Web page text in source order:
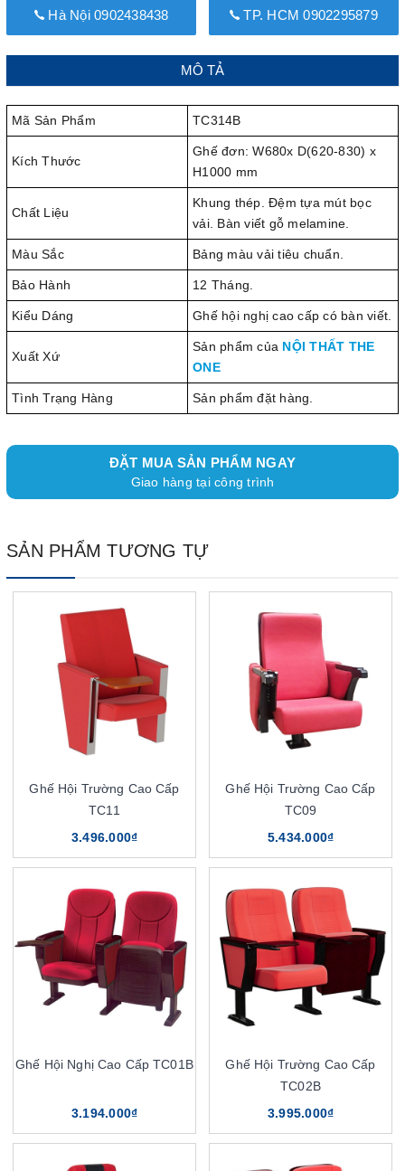
Hà Nội 0902438438 TP. HCM 0902295879
MÔ TẢ
Mã Sản Phẩm TC314B
Kích Thước
Ghế đơn: W680x D(620-830) x
H1000 mm
Chất Liệu
Khung thép. Đệm tựa mút bọc
vải. Bàn viết gỗ melamine.
Màu Sắc Bảng màu vải tiêu chuẩn.
Bảo Hành 12 Tháng.
Kiểu Dáng Ghế hội nghị cao cấp có bàn viết.
Xuất Xứ
Sản phẩm của NỘI THẤT THE
ONE
Tình Trạng Hàng Sản phẩm đặt hàng.
ĐẶT MUA SẢN PHẨM NGAY
Giao hàng tại công trình
SẢN PHẨM TƯƠNG TỰ
Ghế Hội Trường Cao Cấp
TC11
3.496.000₫
Ghế Hội Trường Cao Cấp
TC09
5.434.000₫
Ghế Hội Nghị Cao Cấp TC01B
3.194.000₫
Ghế Hội Trường Cao Cấp
TC02B
3.995.000₫